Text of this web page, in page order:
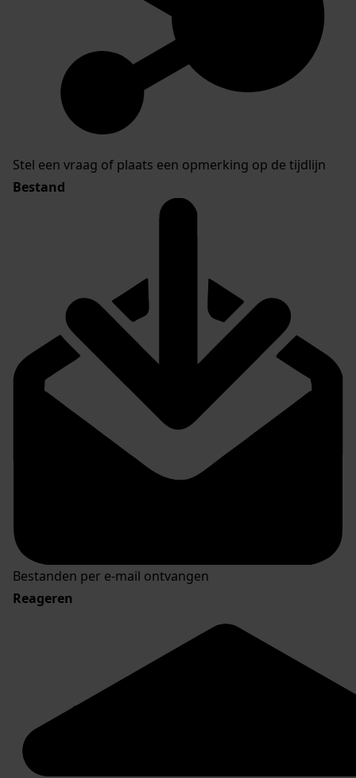
Stel een vraag of plaats een opmerking op de tijdlijn
Bestand
Bestanden per e-mail ontvangen
Reageren